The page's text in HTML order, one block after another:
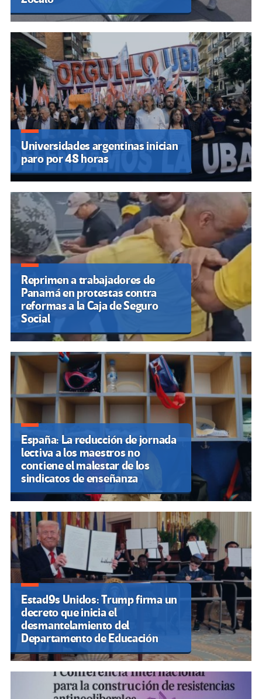
Universidades argentinas inician
paro por 48 horas
Reprimen a trabajadores de
Panamá en protestas contra
reformas a la Caja de Seguro
Social
España: La reducción de jornada
lectiva a los maestros no
contiene el malestar de los
sindicatos de enseñanza
Estad9s Unidos: Trump firma un
decreto que inicia el
desmantelamiento del
Departamento de Educación